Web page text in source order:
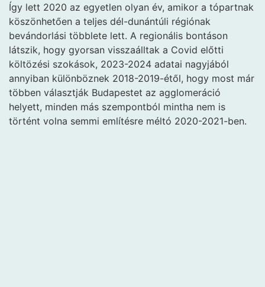
Így lett 2020 az egyetlen olyan év, amikor a tópartnak
köszönhetően a teljes dél-dunántúli régiónak
bevándorlási többlete lett. A regionális bontáson
látszik, hogy gyorsan visszaálltak a Covid előtti
költözési szokások, 2023-2024 adatai nagyjából
annyiban különböznek 2018-2019-étől, hogy most már
többen választják Budapestet az agglomeráció
helyett, minden más szempontból mintha nem is
történt volna semmi említésre méltó 2020-2021-ben.